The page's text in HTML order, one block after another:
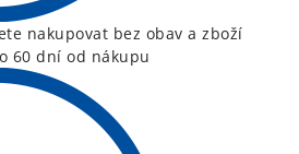
nakupovat bez obav a zboží
60 dní od nákupu